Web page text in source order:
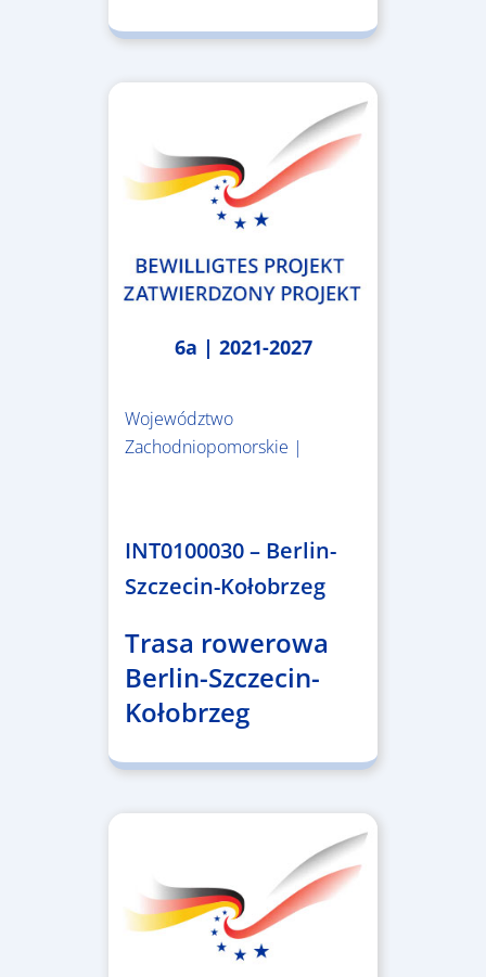
6a | 2021-2027
Województwo
Zachodniopomorskie |
INT0100030 – Berlin-
Szczecin-Kołobrzeg
Trasa rowerowa
Berlin-Szczecin-
Kołobrzeg